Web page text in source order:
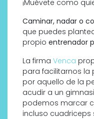
¡Muévete como
Caminar, nadar o
que puedes
propio entrenador
La firma Venca
para facilitarnos la
por aquello de la
acudir a un
podemos marcar
incluso cuadriceps